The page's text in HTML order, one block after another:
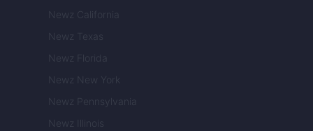
Newz California
Newz Texas
Newz Florida
Newz New York
Newz Pennsylvania
Newz Illinois